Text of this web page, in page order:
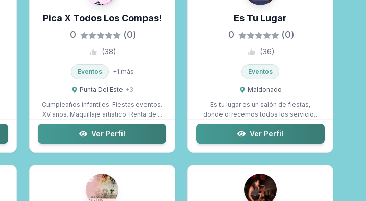
Pica X Todos Los Compas!
0
(0)
(38)
Eventos +1 más
Punta Del Este +3
Cumpleaños infantiles. Fiestas eventos.
XV años. Maquillaje artístico. Renta de ...
Ver Perfil
Es Tu Lugar
0
(0)
(36)
Eventos
Maldonado
Es tu lugar es un salón de fiestas,
donde ofrecemos todos los servicios
que nece...
Ver Perfil